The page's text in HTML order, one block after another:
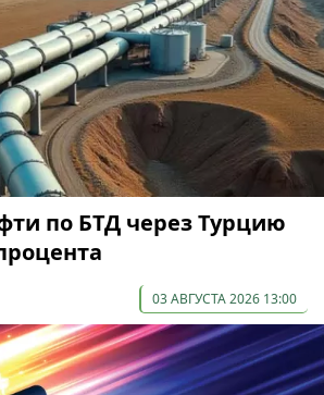
по БТД через Турцию
03 АВГУСТА 2026 13:00